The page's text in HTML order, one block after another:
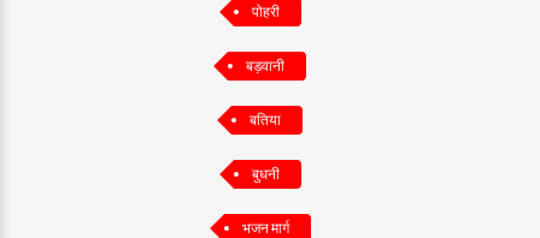
पोहरी
बड़वानी
बतिया
बुधनी
भजन मार्ग